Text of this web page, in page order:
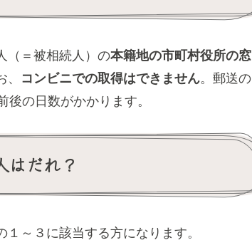
（＝被相続人）の本籍地の市町村役所の窓
コンビニでの取得はできません。郵送の
の日数がかかります。
はだれ？
～３に該当する方になります。